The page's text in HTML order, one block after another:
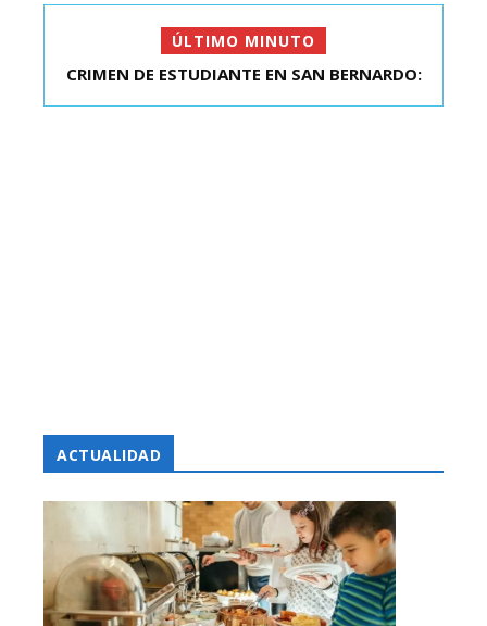
ÚLTIMO MINUTO
FIESTA EN EL MONUMENTAL: LA
CRIMEN DE ESTUDIANTE EN SAN BERNARDO:
ACTUALIDAD